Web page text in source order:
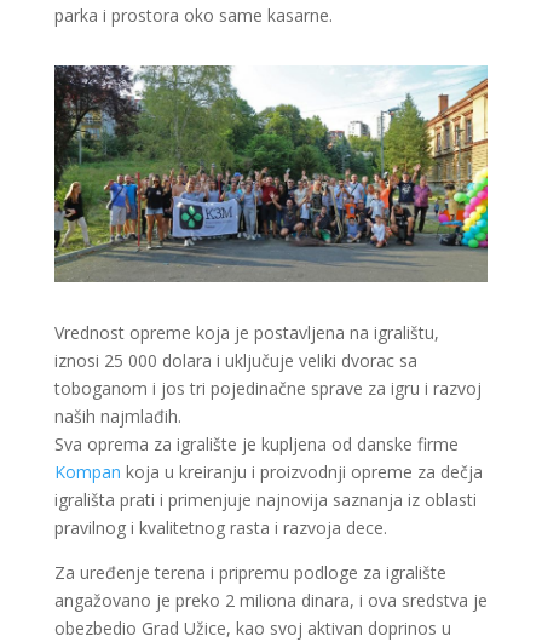
parka i prostora oko same kasarne.
Vrednost opreme koja je postavljena na igralištu,
iznosi 25 000 dolara i uključuje veliki dvorac sa
toboganom i jos tri pojedinačne sprave za igru i razvoj
naših najmlađih.
Sva oprema za igralište je kupljena od danske firme
Kompan koja u kreiranju i proizvodnji opreme za dečja
igrališta prati i primenjuje najnovija saznanja iz oblasti
pravilnog i kvalitetnog rasta i razvoja dece.
Za uređenje terena i pripremu podloge za igralište
angažovano je preko 2 miliona dinara, i ova sredstva je
obezbedio Grad Užice, kao svoj aktivan doprinos u